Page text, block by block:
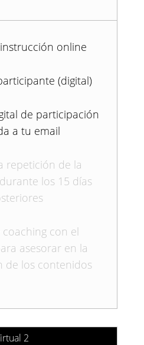
online
(digital)
de participación
a tu email
repetición de la
los 15 días
con el
asesorar en la
de los contenidos
2